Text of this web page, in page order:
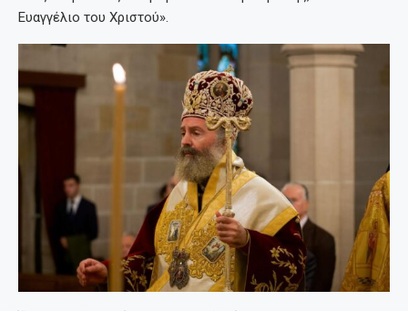
Ευαγγέλιο του Χριστού».